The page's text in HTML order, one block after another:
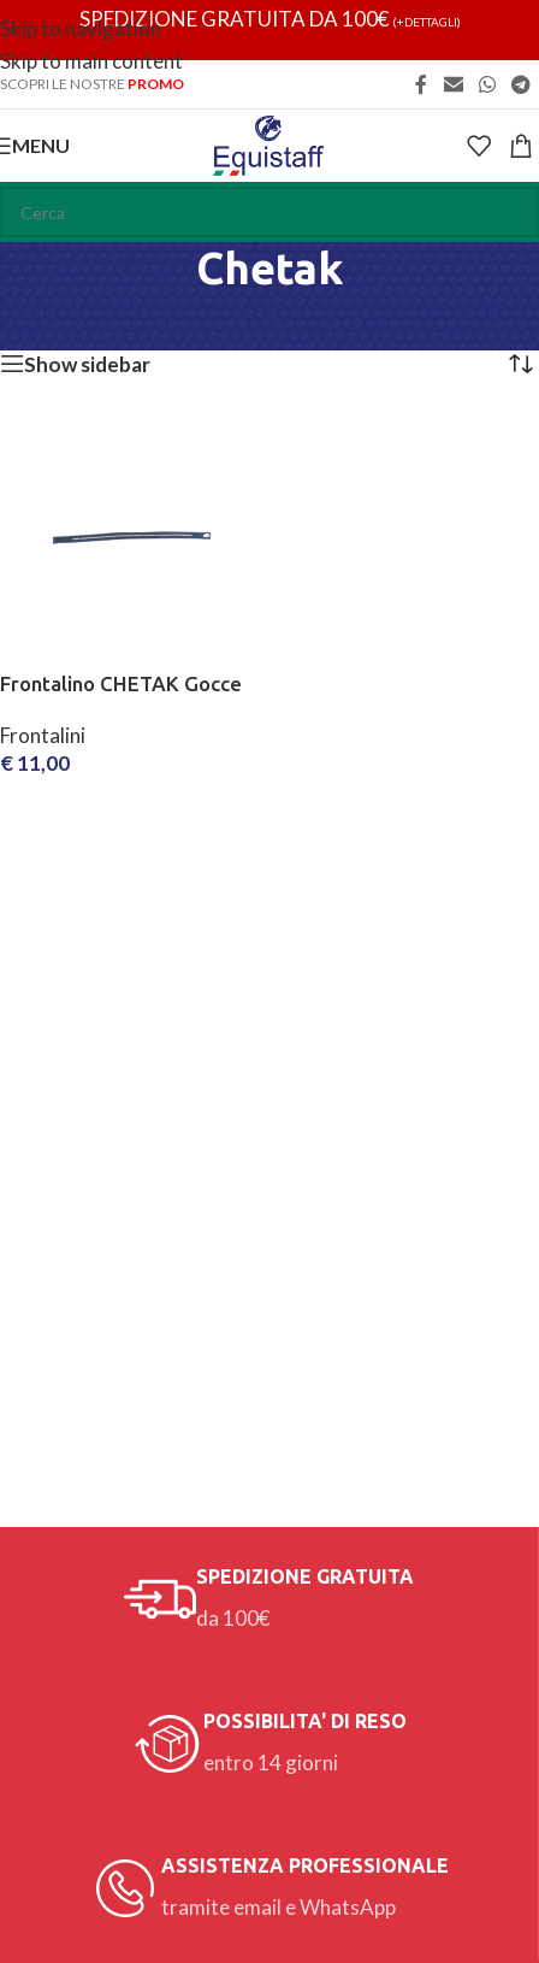
Skip to navigation
Skip to main content
SPEDIZIONE GRATUITA DA 100€ (+DETTAGLI)
SCOPRI LE NOSTRE PROMO
MENU
Chetak
Show sidebar
Frontalino CHETAK Gocce
Frontalini
€11,00
SPEDIZIONE GRATUITA
da 100€
POSSIBILITA' DI RESO
entro 14 giorni
ASSISTENZA PROFESSIONALE
tramite email e WhatsApp